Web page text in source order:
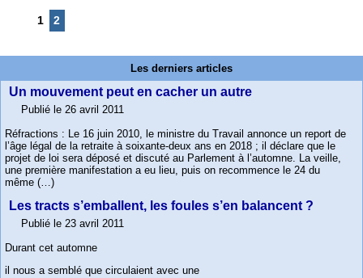
1 2
Les derniers articles
Un mouvement peut en cacher un autre
Publié le 26 avril 2011
Réfractions : Le 16 juin 2010, le ministre du Travail annonce un report de
l’âge légal de la retraite à soixante-deux ans en 2018 ; il déclare que le
projet de loi sera déposé et discuté au Parlement à l’automne. La veille,
une première manifestation a eu lieu, puis on recommence le 24 du
même (…)
Les tracts s’emballent, les foules s’en balancent ?
Publié le 23 avril 2011
Durant cet automne
il nous a semblé que circulaient avec une